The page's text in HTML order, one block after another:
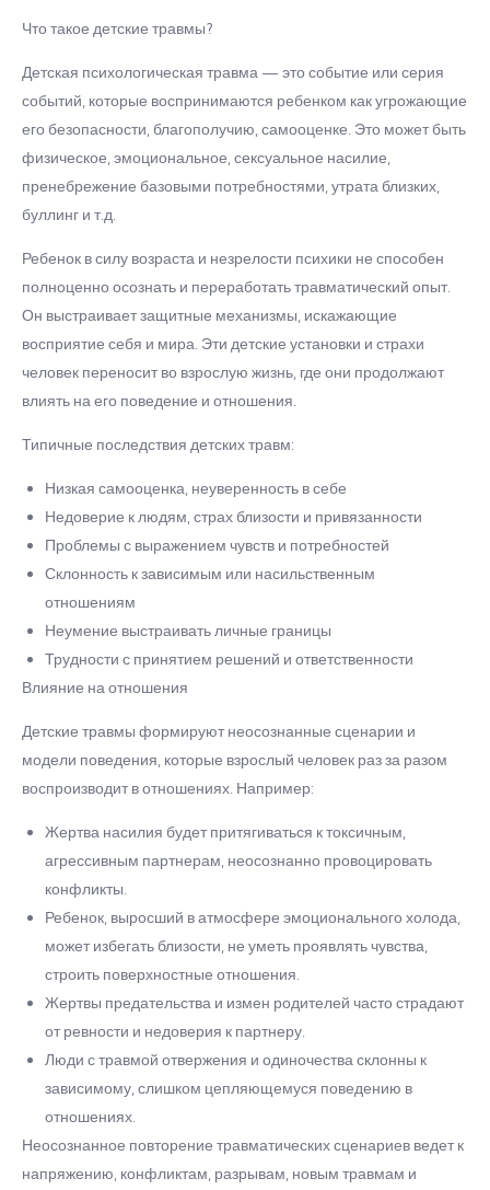
Что такое детские травмы?
Детская психологическая травма — это событие или серия
событий, которые воспринимаются ребенком как угрожающие
его безопасности, благополучию, самооценке. Это может быть
физическое, эмоциональное, сексуальное насилие,
пренебрежение базовыми потребностями, утрата близких,
буллинг и т.д.
Ребенок в силу возраста и незрелости психики не способен
полноценно осознать и переработать травматический опыт.
Он выстраивает защитные механизмы, искажающие
восприятие себя и мира. Эти детские установки и страхи
человек переносит во взрослую жизнь, где они продолжают
влиять на его поведение и отношения.
Типичные последствия детских травм:
Низкая самооценка, неуверенность в себе
Недоверие к людям, страх близости и привязанности
Проблемы с выражением чувств и потребностей
Склонность к зависимым или насильственным
отношениям
Неумение выстраивать личные границы
Трудности с принятием решений и ответственности
Влияние на отношения
Детские травмы формируют неосознанные сценарии и
модели поведения, которые взрослый человек раз за разом
воспроизводит в отношениях. Например:
Жертва насилия будет притягиваться к токсичным,
агрессивным партнерам, неосознанно провоцировать
конфликты.
Ребенок, выросший в атмосфере эмоционального холода,
может избегать близости, не уметь проявлять чувства,
строить поверхностные отношения.
Жертвы предательства и измен родителей часто страдают
от ревности и недоверия к партнеру.
Люди с травмой отвержения и одиночества склонны к
зависимому, слишком цепляющемуся поведению в
отношениях.
Неосознанное повторение травматических сценариев ведет к
напряжению, конфликтам, разрывам, новым травмам и